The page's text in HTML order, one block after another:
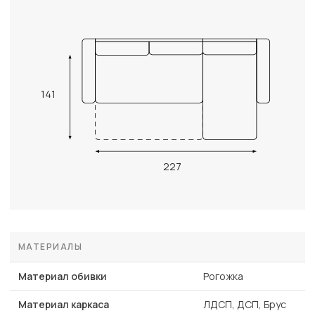
141
227
МАТЕРИАЛЫ
Материал обивки Рогожка
Материал каркаса ЛДСП, ДСП, Брус